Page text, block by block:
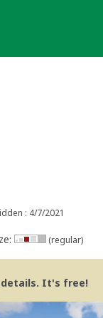
: 4/7/2021
(regular)
details. It's free!